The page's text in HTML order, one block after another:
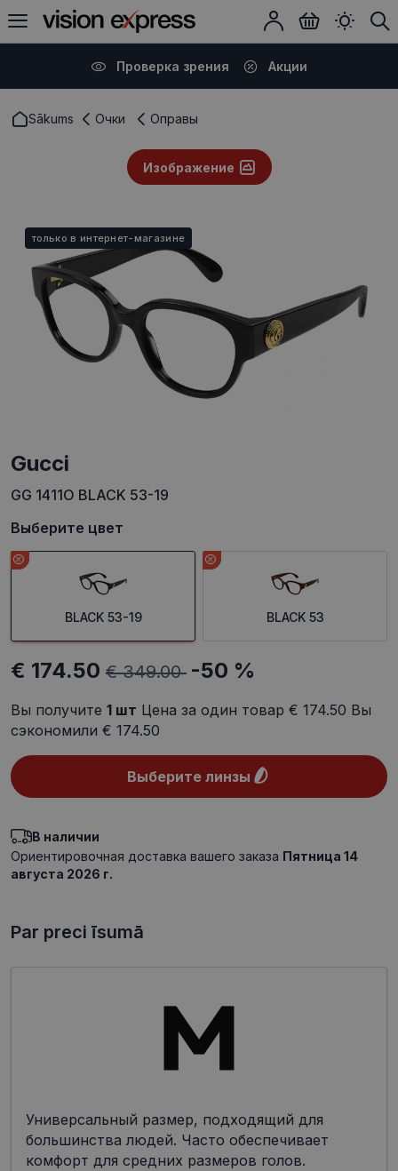
Проверка зрения Акции
Sākums Очки Оправы
Изображение
только в интернет-магазине
Gucci
GG 1411O BLACK 53-19
Выберите цвет
BLACK 53-19 BLACK 53
€ 174.50 € 349.00 -50 %
Вы получите 1 шт Цена за один товар € 174.50 Вы
сэкономили € 174.50
Выберите линзы
В наличии
Ориентировочная доставка вашего заказа Пятница 14
августа 2026 г.
Par preci īsumā
Универсальный размер, подходящий для
большинства людей. Часто обеспечивает
комфорт для средних размеров голов.